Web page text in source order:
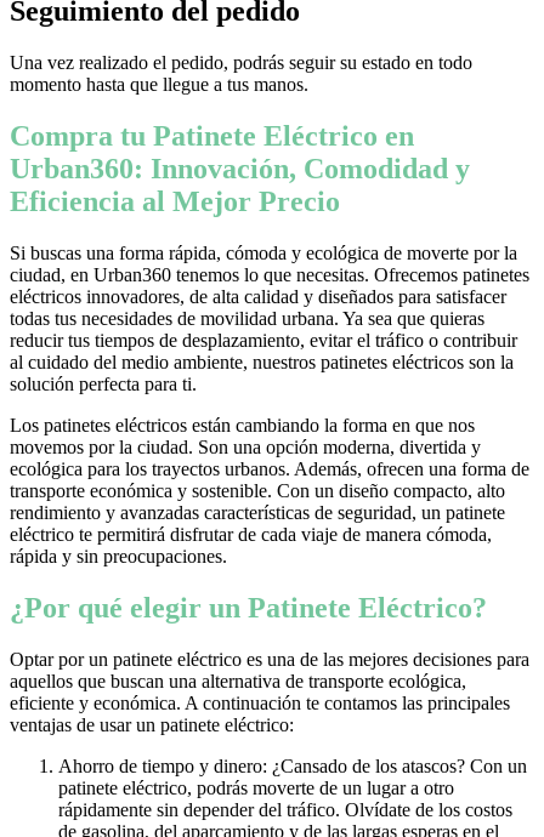
Seguimiento del pedido
Una vez realizado el pedido, podrás seguir su estado en todo
momento hasta que llegue a tus manos.
Compra tu Patinete Eléctrico en
Urban360: Innovación, Comodidad y
Eficiencia al Mejor Precio
Si buscas una forma rápida, cómoda y ecológica de moverte por la
ciudad, en Urban360 tenemos lo que necesitas. Ofrecemos patinetes
eléctricos innovadores, de alta calidad y diseñados para satisfacer
todas tus necesidades de movilidad urbana. Ya sea que quieras
reducir tus tiempos de desplazamiento, evitar el tráfico o contribuir
al cuidado del medio ambiente, nuestros patinetes eléctricos son la
solución perfecta para ti.
Los patinetes eléctricos están cambiando la forma en que nos
movemos por la ciudad. Son una opción moderna, divertida y
ecológica para los trayectos urbanos. Además, ofrecen una forma de
transporte económica y sostenible. Con un diseño compacto, alto
rendimiento y avanzadas características de seguridad, un patinete
eléctrico te permitirá disfrutar de cada viaje de manera cómoda,
rápida y sin preocupaciones.
¿Por qué elegir un Patinete Eléctrico?
Optar por un patinete eléctrico es una de las mejores decisiones para
aquellos que buscan una alternativa de transporte ecológica,
eficiente y económica. A continuación te contamos las principales
ventajas de usar un patinete eléctrico:
Ahorro de tiempo y dinero: ¿Cansado de los atascos? Con un
patinete eléctrico, podrás moverte de un lugar a otro
rápidamente sin depender del tráfico. Olvídate de los costos
de gasolina, del aparcamiento y de las largas esperas en el